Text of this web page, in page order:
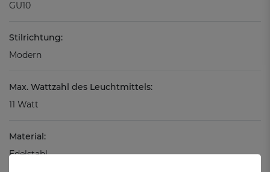
GU10
Stilrichtung:
Modern
Max. Wattzahl des Leuchtmittels:
11 Watt
Material:
Edelstahl